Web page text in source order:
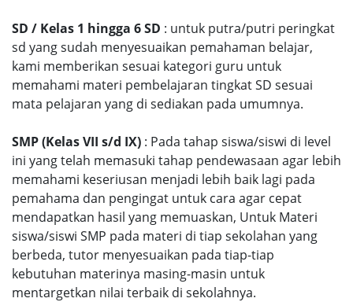
SD / Kelas 1 hingga 6 SD : untuk putra/putri peringkat
sd yang sudah menyesuaikan pemahaman belajar,
kami memberikan sesuai kategori guru untuk
memahami materi pembelajaran tingkat SD sesuai
mata pelajaran yang di sediakan pada umumnya.
SMP (Kelas VII s/d IX) : Pada tahap siswa/siswi di level
ini yang telah memasuki tahap pendewasaan agar lebih
memahami keseriusan menjadi lebih baik lagi pada
pemahama dan pengingat untuk cara agar cepat
mendapatkan hasil yang memuaskan, Untuk Materi
siswa/siswi SMP pada materi di tiap sekolahan yang
berbeda, tutor menyesuaikan pada tiap-tiap
kebutuhan materinya masing-masin untuk
mentargetkan nilai terbaik di sekolahnya.